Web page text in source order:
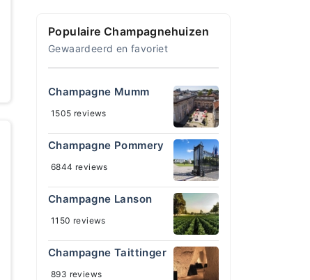
Populaire Champagnehuizen
Gewaardeerd en favoriet
Champagne Mumm
1505 reviews
Champagne Pommery
6844 reviews
Champagne Lanson
1150 reviews
Champagne Taittinger
893 reviews